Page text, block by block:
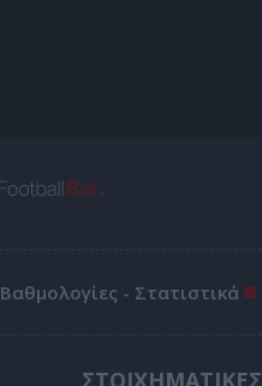
Βαθμολογίες - Στατιστικά
ΣΤΟΙΧΗΜΑΤΙΚΕΣ